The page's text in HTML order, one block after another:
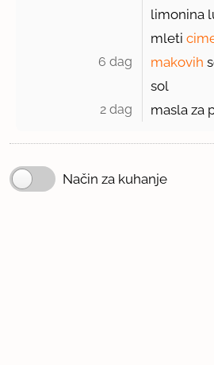
limonina
mleti
6 dag makovih
sol
2 dag masla za
Način za kuhanje